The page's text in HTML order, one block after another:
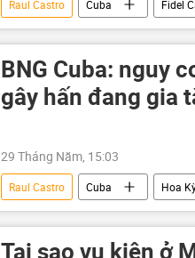
Raul Castro Cuba Fidel
Nga
Sergey Lavrov
Hội đồng An ninh Nga
BNG Cuba: nguy
gây hấn đang gia
29 Tháng Năm, 15:03
Raul Castro Cuba Hoa
Donald Trump
Tại sao vụ kiện ở